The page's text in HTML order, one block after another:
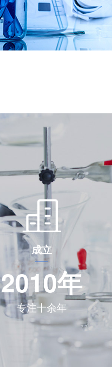
成立
2010年
专注十余年